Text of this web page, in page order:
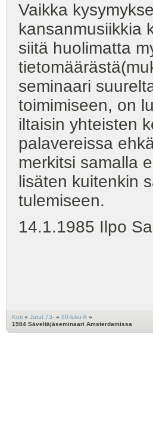
Vaikka
kansanmusiikkia
siitä huolimatta
seminaari
toimimiseen, on
iltaisin yhteisten
palavereissa
merkitsi samalla
lisäten kuitenkin
tulemiseen.
14.1.1985 Ilpo
Koti » Jutut 73- » 80-luku A »
1984 Säveltäjäseminaari Amsterdamissa